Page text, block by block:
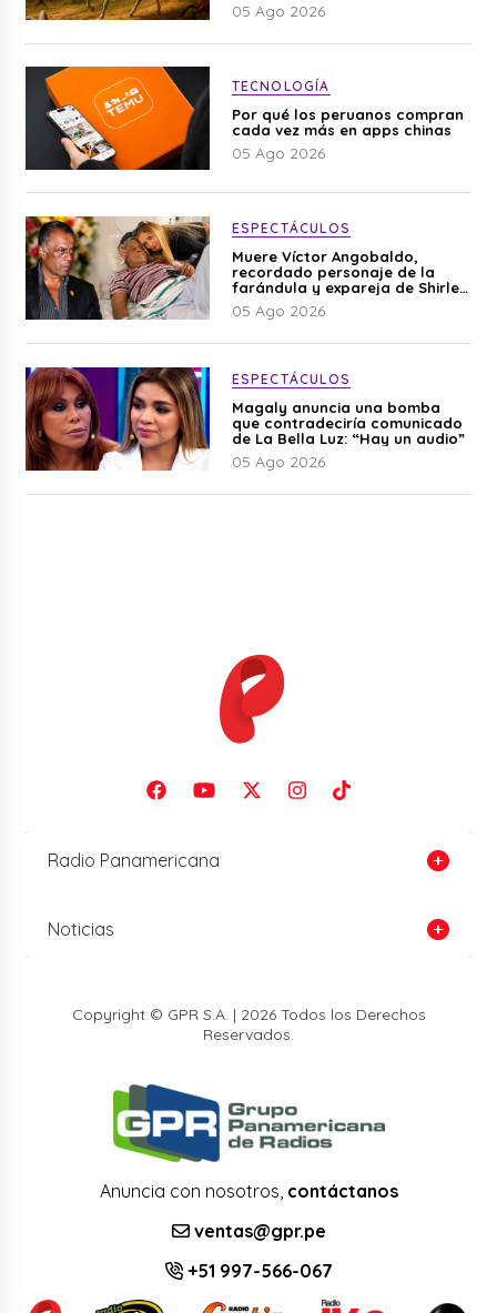
05 Ago 2026
TECNOLOGÍA
Por qué los peruanos compran
cada vez más en apps chinas
05 Ago 2026
ESPECTÁCULOS
Muere Víctor Angobaldo,
recordado personaje de la
farándula y expareja de Shirley
Cherres
05 Ago 2026
ESPECTÁCULOS
Magaly anuncia una bomba
que contradeciría comunicado
de La Bella Luz: “Hay un audio”
05 Ago 2026
Radio Panamericana
Noticias
Copyright © GPR S.A. | 2026 Todos los Derechos
Reservados.
Anuncia con nosotros, contáctanos
ventas@gpr.pe
+51 997-566-067